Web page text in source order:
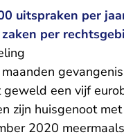
uitspraken per
per
een vijf
zijn huisgenoot
2020